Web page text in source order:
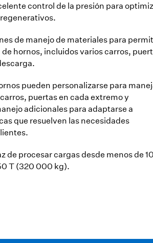
control de la presión para
de manejo de materiales para
hornos, incluidos varios carros,
pueden personalizarse para
puertas en cada extremo y
adicionales para adaptarse a
que resuelven las necesidades
de procesar cargas desde menos de
T (320 000 kg).